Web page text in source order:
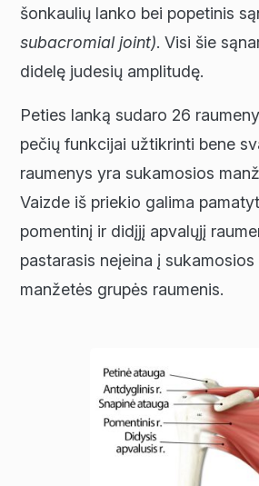
šonkaulių lanko bei popetinis
subacromial joint). Visi šie
didelę judesių amplitudę.
Peties lanką sudaro 26
pečių funkcijai užtikrinti bene
raumenys yra sukamosios
Vaizde iš priekio galima
pomentinį ir didįjį apvalųjį
pastarasis neįeina į sukamosios
manžetės grupės raumenis.